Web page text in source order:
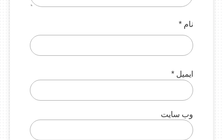
نام *
ایمیل *
وب‌ سایت